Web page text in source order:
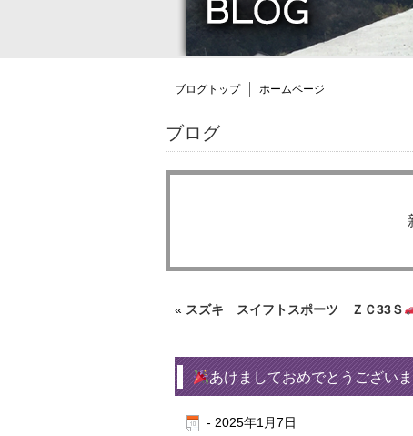
ブログトップ ホームページ
ブログ
« スズキ スイフトスポーツ ＺＣ33Ｓ
あけましておめでとうござい
- 2025年1月7日